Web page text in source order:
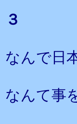
３
なんで日
なんて事